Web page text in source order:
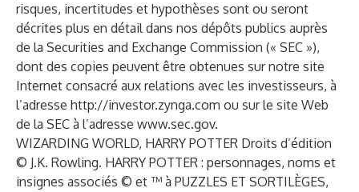
risques, incertitudes et hypothèses sont ou seront
décrites plus en détail dans nos dépôts publics auprès
de la Securities and Exchange Commission (« SEC »),
dont des copies peuvent être obtenues sur notre site
Internet consacré aux relations avec les investisseurs, à
l’adresse http://investor.zynga.com ou sur le site Web
de la SEC à l’adresse www.sec.gov.
WIZARDING WORLD, HARRY POTTER Droits d’édition
© J.K. Rowling. HARRY POTTER : personnages, noms et
insignes associés © et ™ à PUZZLES ET SORTILÈGES,